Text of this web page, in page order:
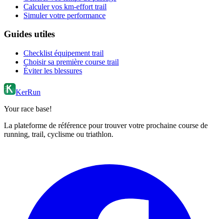
Calculer vos km-effort trail
Simuler votre performance
Guides utiles
Checklist équipement trail
Choisir sa première course trail
Éviter les blessures
KerRun
Your race base!
La plateforme de référence pour trouver votre prochaine course de
running, trail, cyclisme ou triathlon.